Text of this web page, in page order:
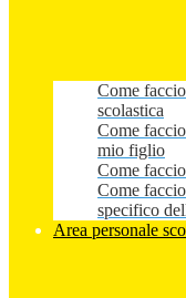
Come
scolastica
Come
mio figlio
Come
Come
specifico
Area personale